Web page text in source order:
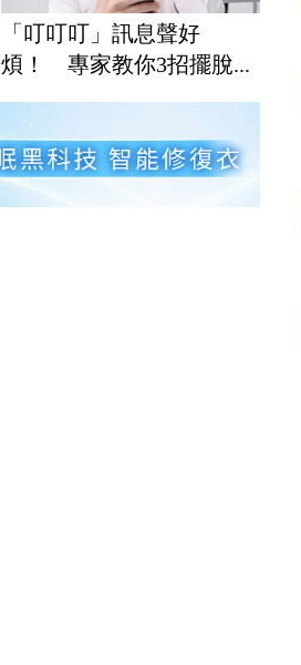
「叮叮叮」訊息聲好
煩！ 專家教你3招擺脫...